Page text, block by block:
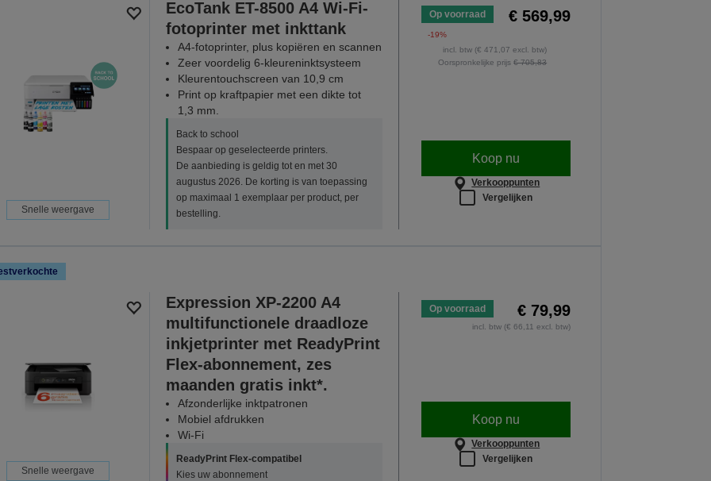
Snelle weergave
EcoTank ET-8500 A4 Wi-Fi-
fotoprinter met inkttank
A4-fotoprinter, plus kopiëren en scannen
Zeer voordelig 6-kleureninktsysteem
Kleurentouchscreen van 10,9 cm
Print op kraftpapier met een dikte tot
1,3 mm.
Back to school
Bespaar op geselecteerde printers.
De aanbieding is geldig tot en met 30
augustus 2026. De korting is van toepassing
op maximaal 1 exemplaar per product, per
bestelling.
Op voorraad € 569,99
-19%
incl. btw (€ 471,07 excl. btw)
Oorspronkelijke prijs€ 705,83
Koop nu
Verkooppunten
Vergelijken
Snelle weergave
Expression XP-2200 A4
multifunctionele draadloze
inkjetprinter met ReadyPrint
Flex-abonnement, zes
maanden gratis inkt*.
Afzonderlijke inktpatronen
Mobiel afdrukken
Wi-Fi
ReadyPrint Flex-compatibel
Kies uw abonnement
Op voorraad € 79,99
incl. btw (€ 66,11 excl. btw)
Koop nu
Verkooppunten
Vergelijken